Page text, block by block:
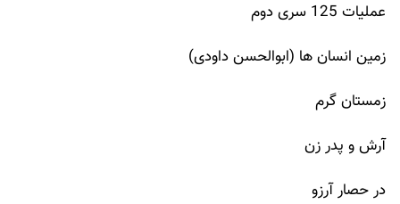
عملیات 125 سری دوم
زمین انسان ها (ابوالحسن داودی)
زمستان گرم
آرش و پدر زن
در حصار آرزو